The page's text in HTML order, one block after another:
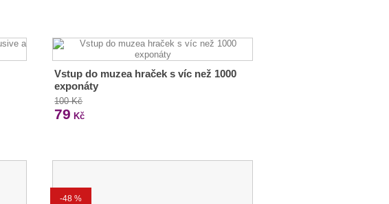
Vstup do muzea hraček s víc než 1000
exponáty
100 Kč
79 Kč
-48 %